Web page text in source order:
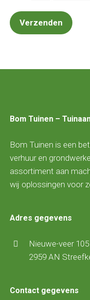
Bom Tuinen –
Bom Tuinen is een
verhuur en
assortiment aan
wij oplossingen voor
Adres gegevens
Nieuwe-veer 105
2959 AN
Contact gegevens